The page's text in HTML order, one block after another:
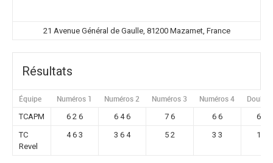
21 Avenue Général de Gaulle, 81200 Mazamet, France
Résultats
Équipe Numéros 1 Numéros 2 Numéros 3 Numéros 4 Double
TCAPM 6 2 6 6 4 6 7 6 6 6
6 6
TC
Revel
4 6 3 3 6 4 5 2 3 3 1 1